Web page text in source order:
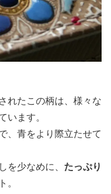
れたこの柄は、様々な
ます。
、青をより際立たせて
少なめに、 たっぷり
。